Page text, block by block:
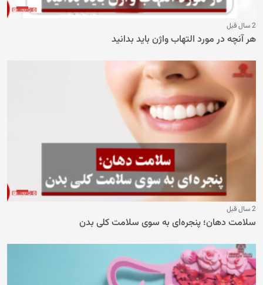
2 سال قبل
هر آنچه در مورد التهاب واژن باید بدانید
2 سال قبل
سلامت دهان؛ پنجره‌ای به سوی سلامت کلی بدن